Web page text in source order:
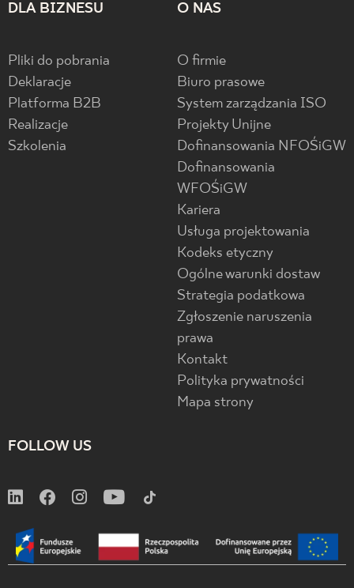
DLA BIZNESU
Pliki do pobrania
Deklaracje
Platforma B2B
Realizacje
Szkolenia
O NAS
O firmie
Biuro prasowe
System zarządzania ISO
Projekty Unijne
Dofinansowania NFOŚiGW
Dofinansowania
WFOŚiGW
Kariera
Usługa projektowania
Kodeks etyczny
Ogólne warunki dostaw
Strategia podatkowa
Zgłoszenie naruszenia
prawa
Kontakt
Polityka prywatności
Mapa strony
FOLLOW US